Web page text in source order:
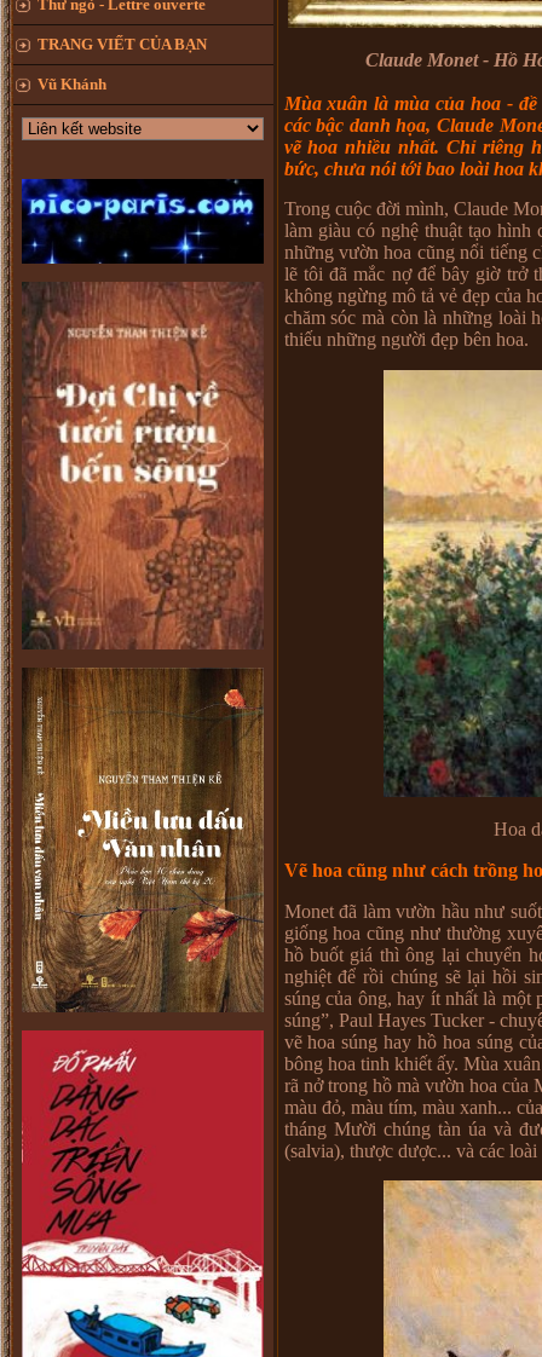
Thư ngỏ - Lettre ouverte
TRANG VIẾT CỦA BẠN
Vũ Khánh
Claude Monet - Hồ
Mùa xuân là mùa của hoa -
các bậc danh họa, Claude
vẽ hoa nhiều nhất. Chỉ riêng
bức, chưa nói tới bao loài hoa
Trong cuộc đời mình, Claude
làm giàu có nghệ thuật tạo
những vườn hoa cũng nổi tiếng
lẽ tôi đã mắc nợ để bây giờ trở
không ngừng mô tả vẻ đẹp của
chăm sóc mà còn là những loài
thiếu những người đẹp bên hoa.
Hoa
Vẽ hoa cũng như cách trồng
Monet đã làm vườn hầu như
giống hoa cũng như thường
hồ buốt giá thì ông lại chuyển
nghiệt để rồi chúng sẽ lại hồi
súng của ông, hay ít nhất là một
súng”, Paul Hayes Tucker -
vẽ hoa súng hay hồ hoa súng
bông hoa tinh khiết ấy. Mùa
rã nở trong hồ mà vườn hoa của
màu đỏ, màu tím, màu xanh...
tháng Mười chúng tàn úa và
(salvia), thược dược... và các